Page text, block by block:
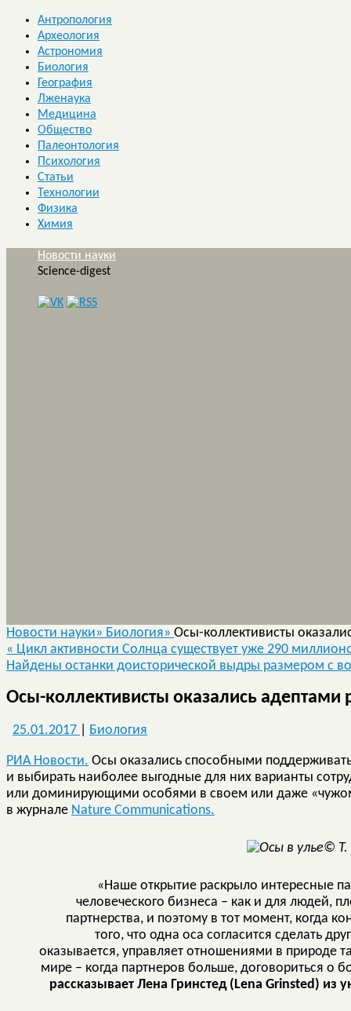
Антропология
Археология
Астрономия
Биология
География
Лженаука
Медицина
Общество
Палеонтология
Психология
Статьи
Технологии
Физика
Химия
Новости науки
Science-digest
Новости науки» Биология» Осы-коллективисты
« Цикл активности Солнца существует уже 290
Найдены останки доисторической выдры размером с
Осы-коллективисты оказались
25.01.2017 Биология
РИА Новости. Осы оказались способными
и выбирать наиболее выгодные для них варианты
или доминирующими особями в своем или даже
в журнале Nature Communications.
© T.
«Наше открытие раскрыло интересные
человеческого бизнеса – как и для людей,
партнерства, и поэтому в тот момент, когда
того, что одна оса согласится сделать
оказывается, управляет отношениями в
мире – когда партнеров больше, договориться о
рассказывает Лена Гринстед (Lena Grinsted) из